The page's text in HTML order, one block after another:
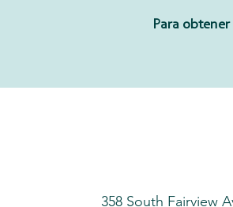
Para
358 South Fairview